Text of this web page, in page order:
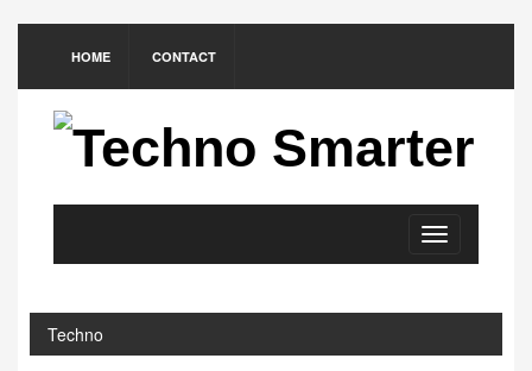
HOME CONTACT
Toggle
navigation
Techno